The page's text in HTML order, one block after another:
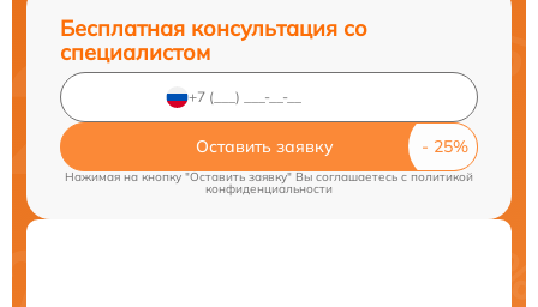
Бесплатная консультация со
специалистом
Оставить заявку
Нажимая на кнопку "Оставить заявку" Вы соглашаетесь cполитикой
конфиденциальности